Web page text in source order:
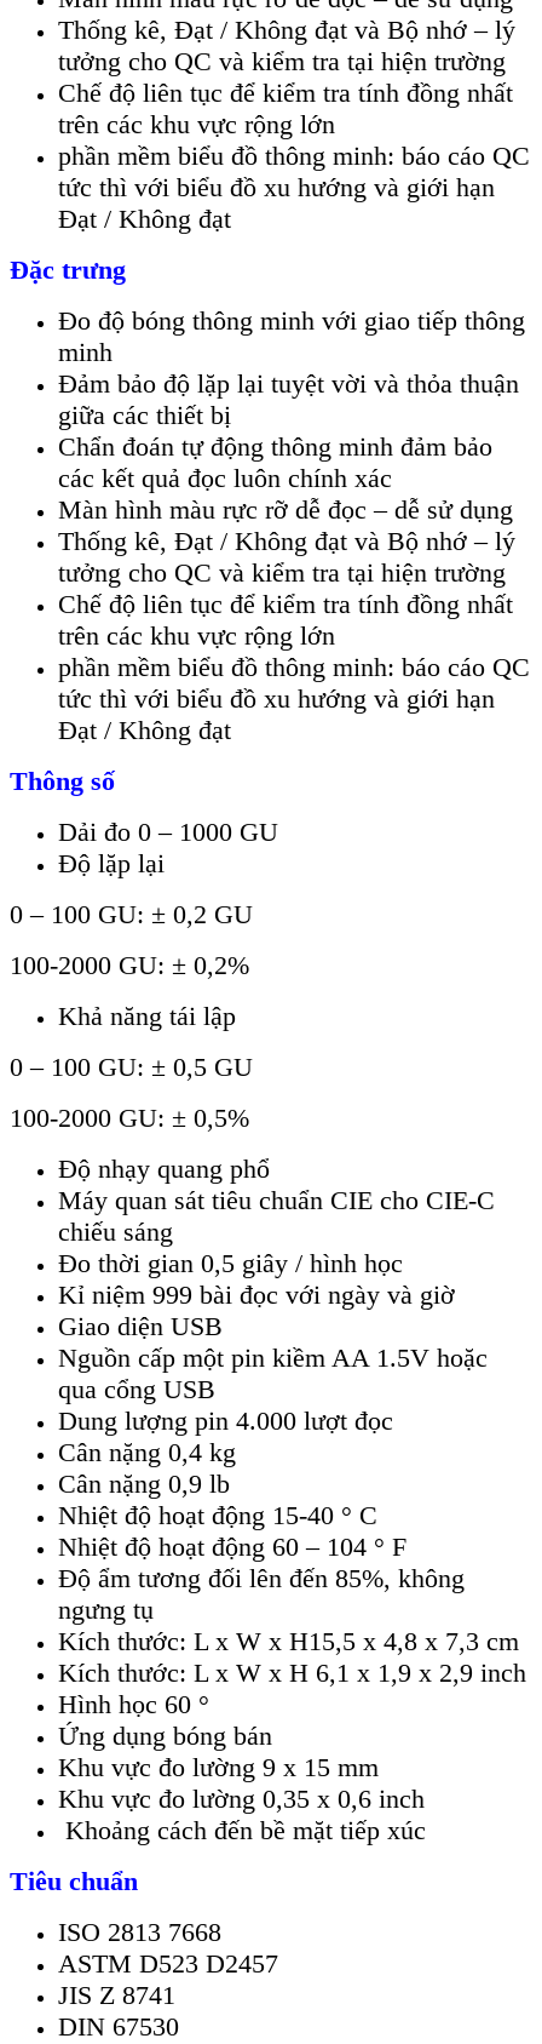
Thống kê, Đạt / Không đạt và Bộ nhớ – lý
tưởng cho QC và kiểm tra tại hiện trường
Chế độ liên tục để kiểm tra tính đồng nhất
trên các khu vực rộng lớn
phần mềm biểu đồ thông minh: báo cáo QC
tức thì với biểu đồ xu hướng và giới hạn
Đạt / Không đạt
Đặc trưng
Đo độ bóng thông minh với giao tiếp thông
minh
Đảm bảo độ lặp lại tuyệt vời và thỏa thuận
giữa các thiết bị
Chẩn đoán tự động thông minh đảm bảo
các kết quả đọc luôn chính xác
Màn hình màu rực rỡ dễ đọc – dễ sử dụng
Thống kê, Đạt / Không đạt và Bộ nhớ – lý
tưởng cho QC và kiểm tra tại hiện trường
Chế độ liên tục để kiểm tra tính đồng nhất
trên các khu vực rộng lớn
phần mềm biểu đồ thông minh: báo cáo QC
tức thì với biểu đồ xu hướng và giới hạn
Đạt / Không đạt
Thông số
Dải đo 0 – 1000 GU
Độ lặp lại
0 – 100 GU: ± 0,2 GU
100-2000 GU: ± 0,2%
Khả năng tái lập
0 – 100 GU: ± 0,5 GU
100-2000 GU: ± 0,5%
Độ nhạy quang phổ
Máy quan sát tiêu chuẩn CIE cho CIE-C
chiếu sáng
Đo thời gian 0,5 giây / hình học
Kỉ niệm 999 bài đọc với ngày và giờ
Giao diện USB
Nguồn cấp một pin kiềm AA 1.5V hoặc
qua cổng USB
Dung lượng pin 4.000 lượt đọc
Cân nặng 0,4 kg
Cân nặng 0,9 lb
Nhiệt độ hoạt động 15-40 ° C
Nhiệt độ hoạt động 60 – 104 ° F
Độ ẩm tương đối lên đến 85%, không
ngưng tụ
Kích thước: L x W x H15,5 x 4,8 x 7,3 cm
Kích thước: L x W x H 6,1 x 1,9 x 2,9 inch
Hình học 60 °
Ứng dụng bóng bán
Khu vực đo lường 9 x 15 mm
Khu vực đo lường 0,35 x 0,6 inch
Khoảng cách đến bề mặt tiếp xúc
Tiêu chuẩn
ISO 2813 7668
ASTM D523 D2457
JIS Z 8741
DIN 67530